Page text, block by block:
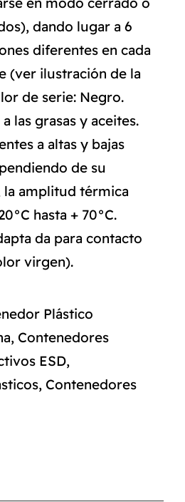
dando lugar a 6
diferentes en cada
(ver ilustración de la
de serie: Negro.
las grasas y aceites.
a altas y bajas
de su
amplitud térmica
hasta + 70°C.
da para contacto
virgen).
Plástico
, Contenedores
ESD,
, Contenedores